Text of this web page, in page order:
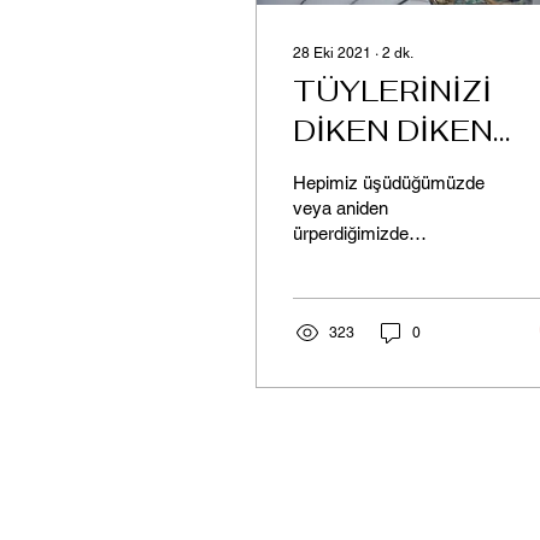
28 Eki 2021 ∙ 2 dk.
TÜYLERİNİZİ
DİKEN DİKEN
EDEN KAS:
ARRECTOR PILI
Hepimiz üşüdüğümüzde
veya aniden
ürperdiğimizde
üşüdüğümüzde
323 0